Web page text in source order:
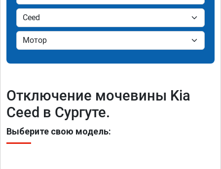
Отключение мочевины Kia
Ceed в Сургуте.
Выберите свою модель: